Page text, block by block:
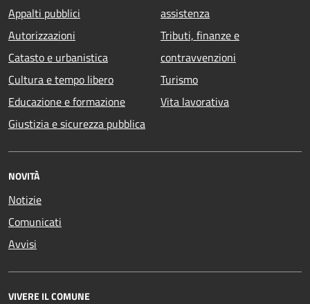
Appalti pubblici
Autorizzazioni
Catasto e urbanistica
Cultura e tempo libero
Educazione e formazione
Giustizia e sicurezza pubblica
assistenza
Tributi, finanze e
contravvenzioni
Turismo
Vita lavorativa
NOVITÀ
Notizie
Comunicati
Avvisi
VIVERE IL COMUNE